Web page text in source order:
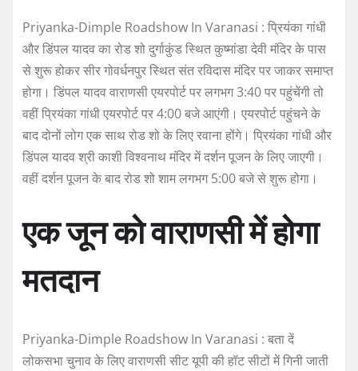
Priyanka-Dimple Roadshow In Varanasi : प्रियंका गांधी
और डिंपल यादव का रोड शो दुर्गाकुंड स्थित कुष्मांडा देवी मंदिर के पास
से शुरू होकर सीर गोवर्धनपुर स्थित संत रविदास मंदिर पर जाकर समाप्त
होगा। डिंपल यादव वाराणसी एयरपोर्ट पर लगभग 3:40 पर पहुंचेंगी तो
वहीं प्रियंका गांधी एयरपोर्ट पर 4:00 बजे आएंगी। एयरपोर्ट पहुंचने के
बाद दोनों लोग एक साथ रोड शो के लिए रवाना होंगे। प्रियंका गांधी और
डिंपल यादव श्री काशी विश्वनाथ मंदिर में दर्शन पूजन के लिए जाएगी।
वहीं दर्शन पूजन के बाद रोड शो शाम लगभग 5:00 बजे से शुरू होगा।
एक जून को वाराणसी में होगा
मतदान
Priyanka-Dimple Roadshow In Varanasi : बता दें
लोकसभा चुनाव के लिए वाराणसी सीट यूपी की हॉट सीटों में गिनी जाती